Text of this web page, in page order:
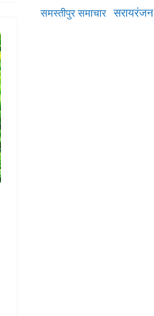
समस्तीपुर समाचार सरायरंजन